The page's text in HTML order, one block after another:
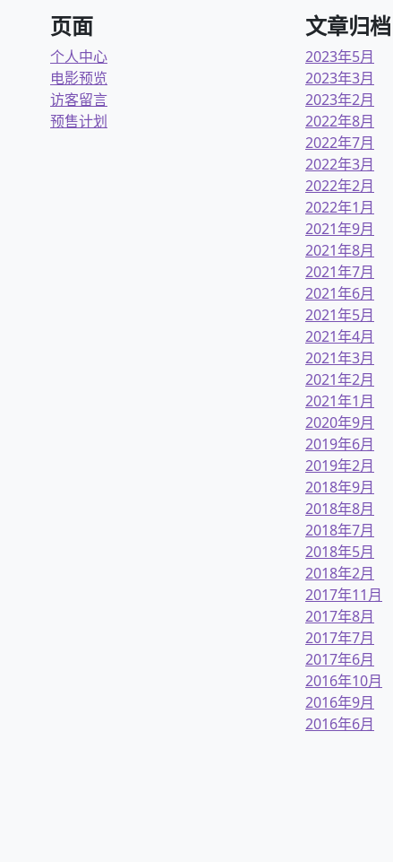
页面
个人中心
电影预览
访客留言
预售计划
文章归档
2023年5月
2023年3月
2023年2月
2022年8月
2022年7月
2022年3月
2022年2月
2022年1月
2021年9月
2021年8月
2021年7月
2021年6月
2021年5月
2021年4月
2021年3月
2021年2月
2021年1月
2020年9月
2019年6月
2019年2月
2018年9月
2018年8月
2018年7月
2018年5月
2018年2月
2017年11月
2017年8月
2017年7月
2017年6月
2016年10月
2016年9月
2016年6月